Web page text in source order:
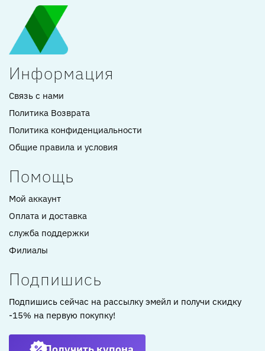
Информация
Связь с нами
Политика Возврата
Политика конфиденциальности
Общие правила и условия
Помощь
Мой аккаунт
Оплата и доставка
служба поддержки
Филиалы
Подпишись
Подпишись сейчас на рассылку эмейл и получи скидку
-15% на первую покупку!